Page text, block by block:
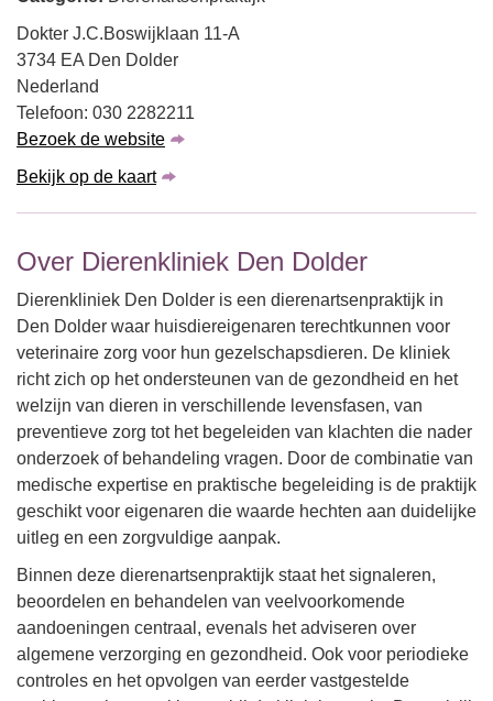
Dokter J.C.Boswijklaan 11-A
3734 EA Den Dolder
Nederland
Telefoon: 030 2282211
Bezoek de website
Bekijk op de kaart
Over Dierenkliniek Den Dolder
Dierenkliniek Den Dolder is een dierenartsenpraktijk in
Den Dolder waar huisdiereigenaren terechtkunnen voor
veterinaire zorg voor hun gezelschapsdieren. De kliniek
richt zich op het ondersteunen van de gezondheid en het
welzijn van dieren in verschillende levensfasen, van
preventieve zorg tot het begeleiden van klachten die nader
onderzoek of behandeling vragen. Door de combinatie van
medische expertise en praktische begeleiding is de praktijk
geschikt voor eigenaren die waarde hechten aan duidelijke
uitleg en een zorgvuldige aanpak.
Binnen deze dierenartsenpraktijk staat het signaleren,
beoordelen en behandelen van veelvoorkomende
aandoeningen centraal, evenals het adviseren over
algemene verzorging en gezondheid. Ook voor periodieke
controles en het opvolgen van eerder vastgestelde